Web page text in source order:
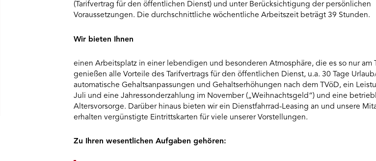
(Tarifvertrag für den öffentlichen Dienst) und unter Berücksichtigung der persönlichen
Voraussetzungen. Die durchschnittliche wöchentliche Arbeitszeit beträgt 39 Stunden.
Wir bieten Ihnen
einen Arbeitsplatz in einer lebendigen und besonderen Atmosphäre, die es so nur am
genießen alle Vorteile des Tarifvertrags für den öffentlichen Dienst, u.a. 30 Tage
automatische Gehaltsanpassungen und Gehaltserhöhungen nach dem TVöD, ein
Juli und eine Jahressonderzahlung im November („Weihnachtsgeld“) und eine
Altersvorsorge. Darüber hinaus bieten wir ein Dienstfahrrad-Leasing an und unsere
erhalten vergünstigte Eintrittskarten für viele unserer Vorstellungen.
Zu Ihren wesentlichen Aufgaben gehören: